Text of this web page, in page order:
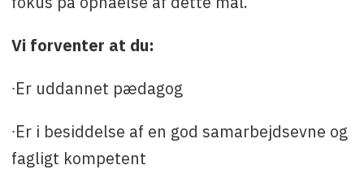
Vi forventer at du:
∙Er uddannet pædagog
∙Er i besiddelse af en god samarbejdsevne og
fagligt kompetent